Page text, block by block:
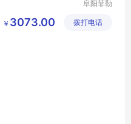
阜阳菲勒
公司
￥ 3073.00 拨打电话